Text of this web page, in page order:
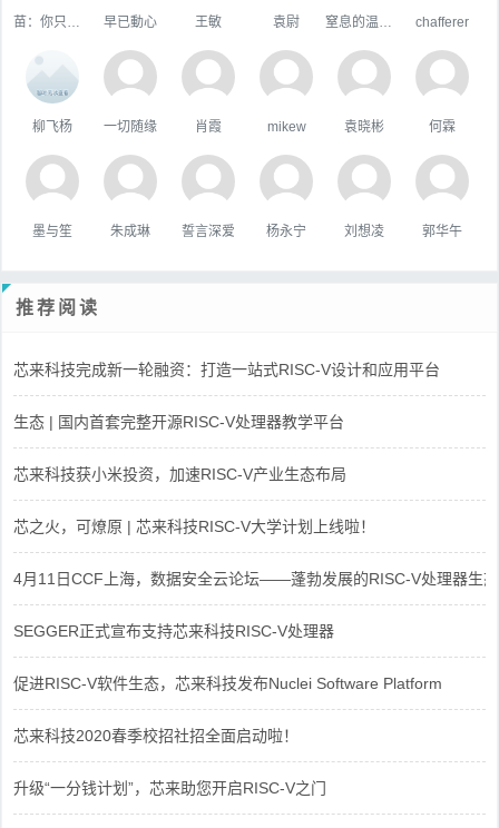
早已動心 王敏 袁尉 chafferer
柳飞杨 一切随缘 肖霞 mikew 袁晓彬 何霖
墨与笙 朱成琳 誓言深爱 杨永宁 刘想凌 郭华午
推荐阅读
芯来科技完成新一轮融资：打造一站式RISC-V设计和应用平台
生态 | 国内首套完整开源RISC-V处理器教学平台
芯来科技获小米投资，加速RISC-V产业生态布局
芯之火，可燎原 | 芯来科技RISC-V大学计划上线啦！
4月11日CCF上海，数据安全云论坛——蓬勃发展的RISC-V处理器生态
SEGGER正式宣布支持芯来科技RISC-V处理器
促进RISC-V软件生态，芯来科技发布Nuclei Software Platform
芯来科技2020春季校招社招全面启动啦！
升级“一分钱计划”，芯来助您开启RISC-V之门